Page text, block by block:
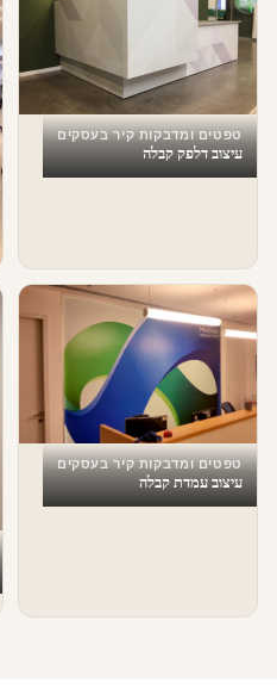
טפטים ומדבקות קיר בעסקים
עיצוב דלפק קבלה
טפטים ומדבקות קיר בעסקים
עיצוב עמדת קבלה